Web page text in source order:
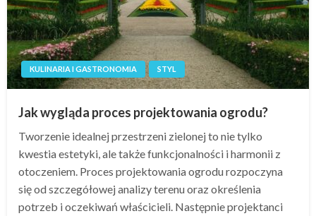
KULINARIA I GASTRONOMIA STYL
Jak wygląda proces projektowania ogrodu?
Tworzenie idealnej przestrzeni zielonej to nie tylko
kwestia estetyki, ale także funkcjonalności i harmonii z
otoczeniem. Proces projektowania ogrodu rozpoczyna
się od szczegółowej analizy terenu oraz określenia
potrzeb i oczekiwań właścicieli. Następnie projektanci